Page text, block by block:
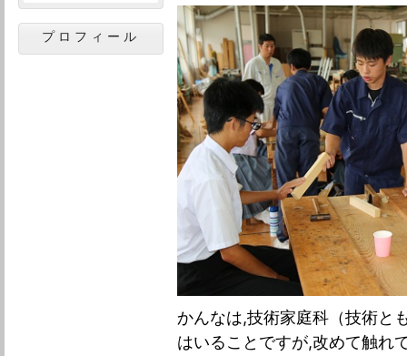
かんなは,技術家庭科（技術と
はいることですが,改めて触れ
プロフィール